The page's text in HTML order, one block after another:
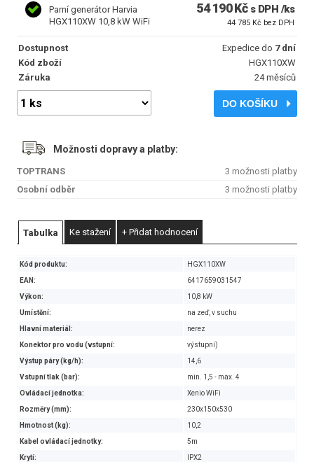
Parní generátor Harvia
HGX110XW 10,8 kW WiFi
54 190 Kč s DPH /ks
44 785 Kč bez DPH
Dostupnost Expedice do 7 dní
Kód zboží
HGX110XW
Záruka
24 měsíců
DO KOŠÍKU
Možnosti dopravy a platby:
TOPTRANS
3 možnosti platby
Osobní odběr
3 možnosti platby
Tabulka Ke stažení + Přidat hodnocení
Kód produktu: HGX110XW
EAN: 6417659031547
Výkon: 10,8 kW
Umístění: na zeď, v suchu
Hlavní materiál: nerez
Konektor pro vodu (vstupní: výstupní)
Výstup páry (kg/h): 14,6
Vstupní tlak (bar): min. 1,5 - max. 4
Ovládací jednotka: Xenio WiFi
Rozměry (mm): 230x150x530
Hmotnost (kg): 10,2
Kabel ovládací jednotky: 5m
Krytí: IPX2